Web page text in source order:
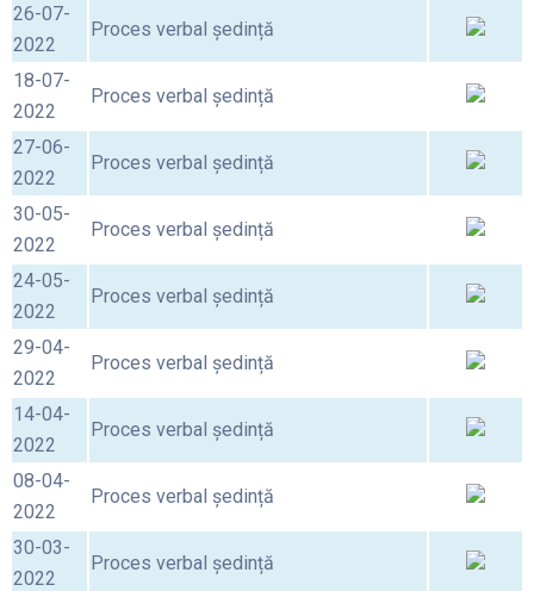
26-07-
2022
Proces verbal ședință
18-07-
2022
Proces verbal ședință
27-06-
2022
Proces verbal ședință
30-05-
2022
Proces verbal ședință
24-05-
2022
Proces verbal ședință
29-04-
2022
Proces verbal ședință
14-04-
2022
Proces verbal ședință
08-04-
2022
Proces verbal ședință
30-03-
2022
Proces verbal ședință